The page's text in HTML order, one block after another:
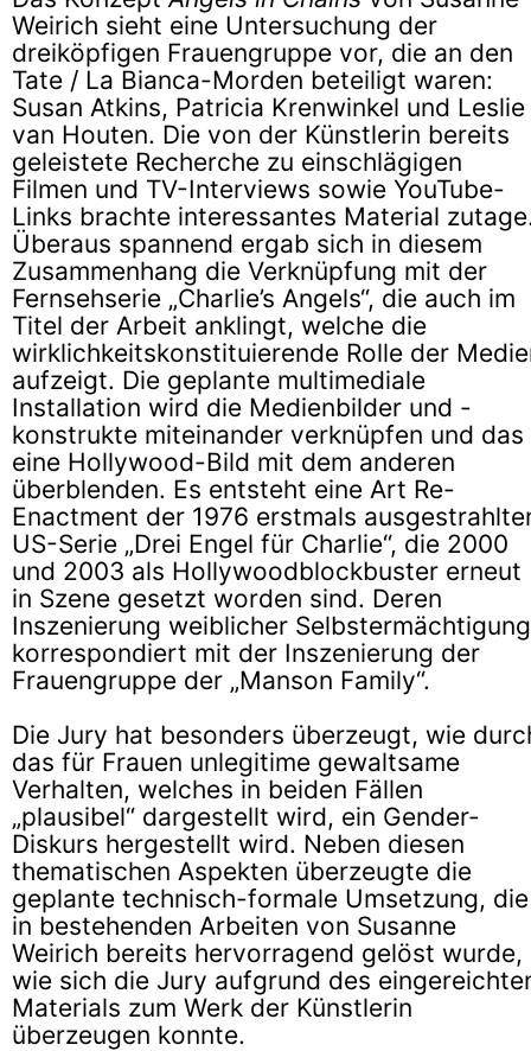
Weirich sieht eine Untersuchung der
dreiköpfigen Frauengruppe vor, die an den
Tate / La Bianca-Morden beteiligt waren:
Susan Atkins, Patricia Krenwinkel und Leslie
van Houten. Die von der Künstlerin bereits
geleistete Recherche zu einschlägigen
Filmen und TV-Interviews sowie YouTube-
Links brachte interessantes Material
Überaus spannend ergab sich in diesem
Zusammenhang die Verknüpfung mit der
Fernsehserie „Charlie’s Angels“, die auch im
Titel der Arbeit anklingt, welche die
wirklichkeitskonstituierende Rolle der
aufzeigt. Die geplante multimediale
Installation wird die Medienbilder und -
konstrukte miteinander verknüpfen und das
eine Hollywood-Bild mit dem anderen
überblenden. Es entsteht eine Art Re-
Enactment der 1976 erstmals
US-Serie „Drei Engel für Charlie“, die 2000
und 2003 als Hollywoodblockbuster erneut
in Szene gesetzt worden sind. Deren
Inszenierung weiblicher Selbstermächtigung
korrespondiert mit der Inszenierung der
Frauengruppe der „Manson Family“.
Die Jury hat besonders überzeugt, wie
das für Frauen unlegitime gewaltsame
Verhalten, welches in beiden Fällen
„plausibel“ dargestellt wird, ein Gender-
Diskurs hergestellt wird. Neben diesen
thematischen Aspekten überzeugte die
geplante technisch-formale Umsetzung, die
in bestehenden Arbeiten von Susanne
Weirich bereits hervorragend gelöst wurde,
wie sich die Jury aufgrund des
Materials zum Werk der Künstlerin
überzeugen konnte.